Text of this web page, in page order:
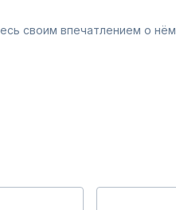
своим впечатлением о